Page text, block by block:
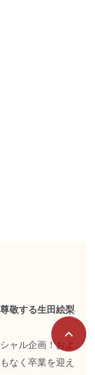
敬する生田絵梨
ャル企画！およ
なく卒業を迎え